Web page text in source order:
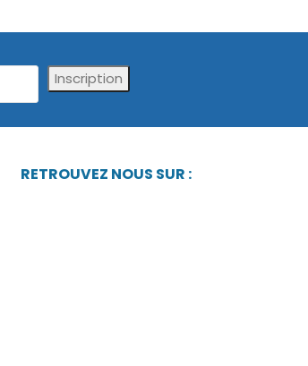
Inscription
RETROUVEZ NOUS SUR :